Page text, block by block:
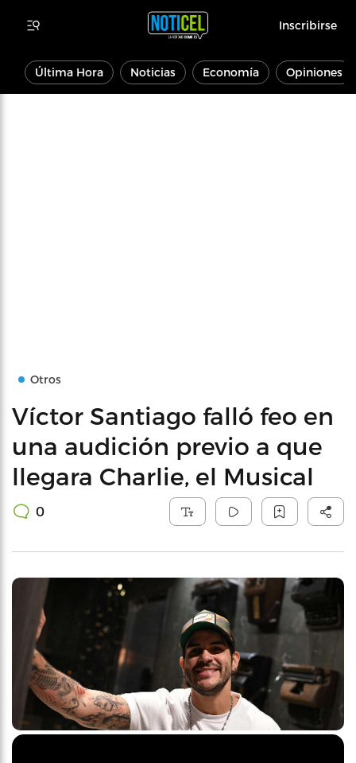
Inscribirse
Última Hora Noticias Economía Opiniones
Otros
Víctor Santiago falló feo en
una audición previo a que
llegara Charlie, el Musical
0